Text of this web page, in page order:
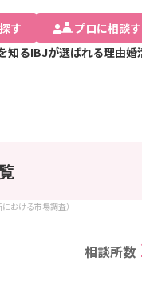
す プロに相談
知るIBJが選ばれる理由婚
おける市場調査）
相談所数